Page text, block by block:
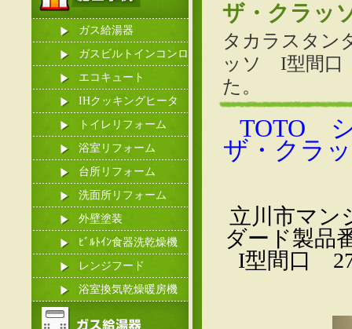
ガス給湯器
ガスビルトインコンロ
エコキュート
IHクッキングヒータ
ー
トイレリフォーム
浴室リフォーム
台所リフォーム
洗面所リフォーム
外壁塗装
ﾋﾞﾙﾄｲﾝ食器洗乾燥機
レンジフード
浴室換気乾燥暖房機
ザ・クラッ
タカラスタ
ッソ I型間口
た。
TOTO
ザ・クラ
立川市マ
ダード製
I型間口